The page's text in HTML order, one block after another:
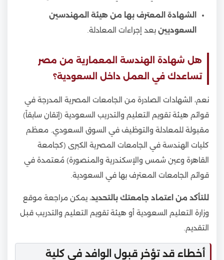
الشهادة المعترف بها من هيئة المهندسين
السعوديين بعد إجراءات المعادلة.
هل شهادة الهندسة المعمارية من مصر
تساعدك في العمل داخل السعودية؟
نعم، الشهادات الصادرة من الجامعات المصرية المدرجة في
قوائم هيئة تقويم التعليم والتدريب السعودية (إتقان سابقاً)
مقبولة للمعادلة والتوظيف في السوق السعودي. معظم
كليات الهندسة في الجامعات المصرية الكبرى (كجامعة
القاهرة وعين شمس والإسكندرية والمنصورة) مُعتمدة في
قوائم الجامعات المعترف بها في السعودية.
للتأكد من اعتماد جامعتك بالتحديد، يمكن مراجعة موقع
وزارة التعليم السعودية أو هيئة تقويم التعليم والتدريب قبل
التقديم.
أخطاء قد تؤخر قبول الوافد في كلية